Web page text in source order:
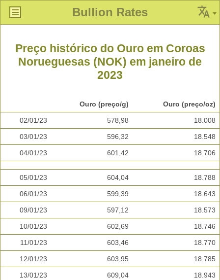
Bullion Rates
Preço histórico do Ouro em Coroas
Norueguesas (NOK) em janeiro de
2023
Ouro (preço/g) Ouro (preço/oz)
02/01/23 578,98 18.008
03/01/23 596,32 18.548
04/01/23 601,42 18.706
05/01/23 604,04 18.788
06/01/23 599,39 18.643
09/01/23 597,12 18.573
10/01/23 602,69 18.746
11/01/23 603,46 18.770
12/01/23 603,95 18.785
13/01/23 609,04 18.943